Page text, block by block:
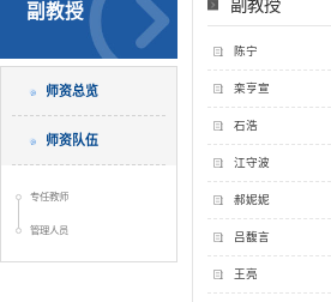
副教授
师资总览
师资队伍
专任教师
管理人员
副教授
陈宁
栾亨宣
石浩
江守波
郝妮妮
吕馥言
王亮